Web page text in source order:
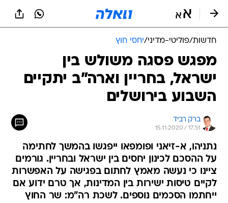
חדשות/פוליטי-מדיני/יחסי חוץ
מפגש פסגה משולש בין
ישראל, בחריין וארה"ב יתקיים
השבוע בירושלים
ברק רביד
15.11.2020 / 17:51
נתניהו, א-זיאני ופומפאו ייפגשו בהמשך לחתימה
על ההסכם לכינון יחסים בין ישראל ובחריין. גורמים
ציינו כי נעשה מאמץ לחתום בפגישה על האפשרות
לקיים טיסות ישירות בין המדינות, אך טרם ידוע אם
ייחתמו הסכמים נוספים. לשכת רה"מ: שר החוץ